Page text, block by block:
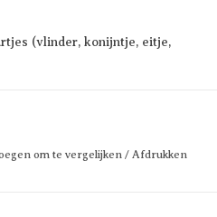
(vlinder, konijntje, eitje,
om te vergelijken / Afdrukken